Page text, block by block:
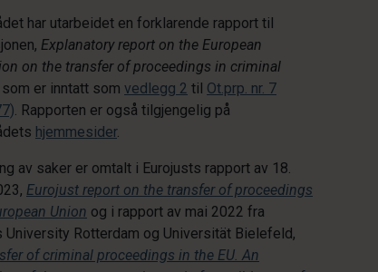
har utarbeidet en forklarende rapport til
Explanatory report on the European
on the transfer of proceedings in criminal
som er inntatt som vedlegg 2 til Ot.prp. nr. 7
. Rapporten er også tilgjengelig på
hjemmesider.
av saker er omtalt i Eurojusts rapport av 18.
Eurojust report on the transfer of proceedings
Union og i rapport av mai 2022 fra
University Rotterdam og Universität Bielefeld,
of criminal proceedings in the EU. An